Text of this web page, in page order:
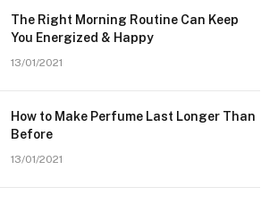
The Right Morning Routine Can Keep
You Energized & Happy
13/01/2021
How to Make Perfume Last Longer Than
Before
13/01/2021